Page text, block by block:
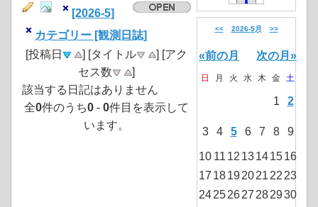
[2026-5]
カテゴリー [観測日誌]
[投稿日
] [タイトル
] [アク
セス数
]
該当する日記はありません
全0件のうち0 - 0件目を表示して
います。
<< 2026-5月 >>
«前の月 次の月»
日 月 火 水 木 金 土
1 2
3 4 5 6 7 8 9
10 11 12 13141516
17 18192021 22 23
24252627 282930